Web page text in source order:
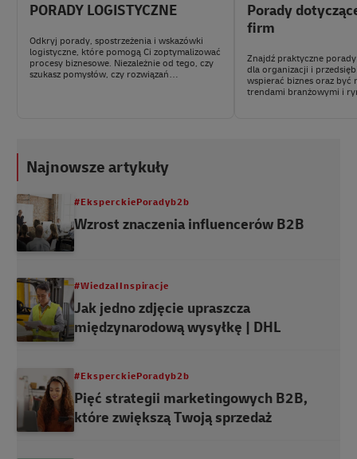
PORADY LOGISTYCZNE
Odkryj porady, spostrzeżenia i wskazówki
logistyczne, które pomogą Ci zoptymalizować
procesy biznesowe. Niezależnie od tego, czy
szukasz pomysłów, czy rozwiązań
Porady
firm
Znajdź praktyczne
dla organizacji i
wspierać biznes oraz być
trendami branżowymi i
Najnowsze artykuły
#EksperckiePoradyb2b
Wzrost znaczenia influencerów B2B
#WiedzaIInspiracje
Jak jedno zdjęcie upraszcza
międzynarodową wysyłkę | DHL
#EksperckiePoradyb2b
Pięć strategii marketingowych B2B,
które zwiększą Twoją sprzedaż